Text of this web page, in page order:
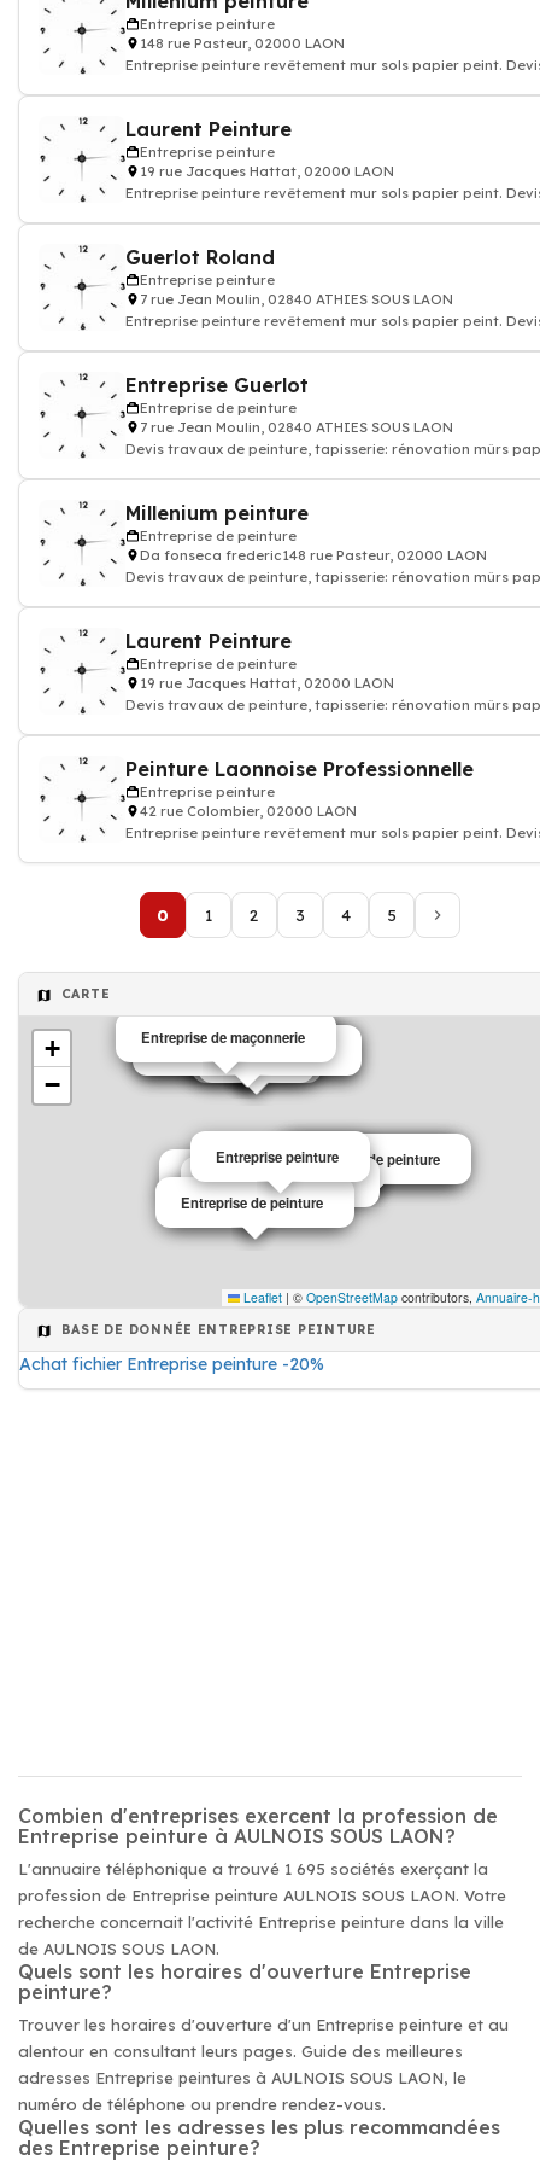
Entreprise peinture
148 rue Pasteur, 02000 LAON
Entreprise peinture revêtement mur sols papier peint.
Laurent Peinture
Entreprise peinture
19 rue Jacques Hattat, 02000 LAON
Entreprise peinture revêtement mur sols papier peint.
Guerlot Roland
Entreprise peinture
7 rue Jean Moulin, 02840 ATHIES SOUS LAON
Entreprise peinture revêtement mur sols papier peint.
Entreprise Guerlot
Entreprise de peinture
7 rue Jean Moulin, 02840 ATHIES SOUS LAON
Devis travaux de peinture, tapisserie: rénovation mûrs
Millenium peinture
Entreprise de peinture
Da fonseca frederic148 rue Pasteur, 02000 LAON
Devis travaux de peinture, tapisserie: rénovation mûrs
Laurent Peinture
Entreprise de peinture
19 rue Jacques Hattat, 02000 LAON
Devis travaux de peinture, tapisserie: rénovation mûrs
Peinture Laonnoise Professionnelle
Entreprise peinture
42 rue Colombier, 02000 LAON
Entreprise peinture revêtement mur sols papier peint.
0 1 2 3 4 5
CARTE
Entreprise peinture
Entreprise peinture
Entreprise de peinture
Entreprise de peinture
Maçonnerie
Entreprise de maçonnerie
maçon
Entreprise de maçonnerie
Entreprise de terrassement
Entreprise de maçonnerie
Entreprise peinture
Entreprise peinture
Entreprise peinture
Entreprise de peinture
Entreprise de peinture
Entreprise de peinture
Entreprise peinture
+
−
Leaflet | © OpenStreetMap contributors, Annuaire-
BASE DE DONNÉE ENTREPRISE PEINTURE
Achat fichier Entreprise peinture -20%
Combien d'entreprises exercent la profession de
Entreprise peinture à AULNOIS SOUS LAON?
L'annuaire téléphonique a trouvé 1 695 sociétés exerçant la
profession de Entreprise peinture AULNOIS SOUS LAON. Votre
recherche concernait l'activité Entreprise peinture dans la ville
de AULNOIS SOUS LAON.
Quels sont les horaires d'ouverture Entreprise
peinture?
Trouver les horaires d'ouverture d'un Entreprise peinture et au
alentour en consultant leurs pages. Guide des meilleures
adresses Entreprise peintures à AULNOIS SOUS LAON, le
numéro de téléphone ou prendre rendez-vous.
Quelles sont les adresses les plus recommandées
des Entreprise peinture?